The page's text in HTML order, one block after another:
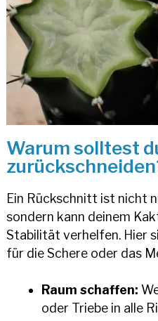
Warum solltest
Ein Rückschnitt ist nicht
sondern kann deinem
Stabilität verhelfen. Hier
für die Schere oder das
Raum schaffen:
oder Triebe in alle